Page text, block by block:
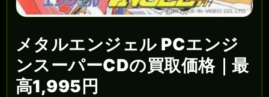
メタルエンジェル PCエンジ
ンスーパーCDの買取価格｜最
高1,995円